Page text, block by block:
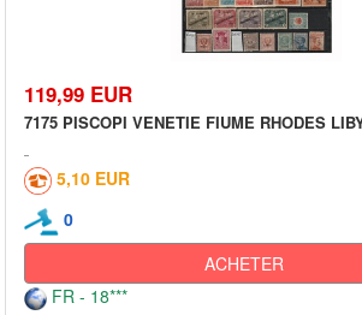
119,99 EUR
7175 PISCOPI VENETIE FIUME RHODES
5,10 EUR
0
ACHETER
FR - 18***